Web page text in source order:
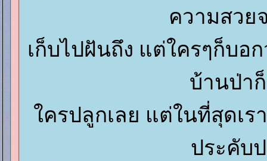
ความสวย
เก็บไปฝันถึง แต่ใครๆก็บ
บ้านป่า
ครปลูกเลย แต่ในที่สุดเร
ประคับ